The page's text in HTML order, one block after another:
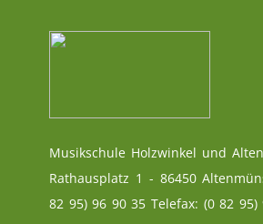
Musikschule Holzwinkel und
Rathausplatz 1 - 86450
82 95) 96 90 35 Telefax: (0 82 95)